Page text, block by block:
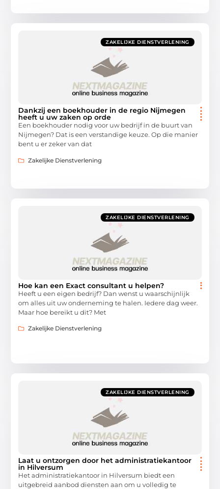
ZAKELIJKE DIENSTVERLENING
Dankzij een boekhouder in de regio Nijmegen
heeft u uw zaken op orde
Een boekhouder nodig voor uw bedrijf in de buurt van
Nijmegen? Dat is een verstandige keuze. Op die manier
bent u er zeker van dat
Zakelijke Dienstverlening
ZAKELIJKE DIENSTVERLENING
Hoe kan een Exact consultant u helpen?
Heeft u een eigen bedrijf? Dan wenst u waarschijnlijk
om alles uit uw onderneming te halen. Iedere dag weer.
Maar hoe bereikt u dit? Met
Zakelijke Dienstverlening
ZAKELIJKE DIENSTVERLENING
Laat u ontzorgen door het administratiekantoor
in Hilversum
Het administratiekantoor in Hilversum biedt een
uitgebreid aanbod diensten aan om u volledig te